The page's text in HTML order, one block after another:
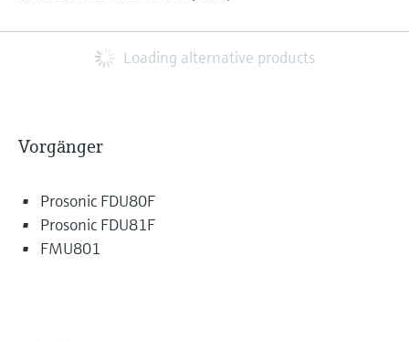
Loading alternative products
Vorgänger
Prosonic FDU80F
Prosonic FDU81F
FMU801